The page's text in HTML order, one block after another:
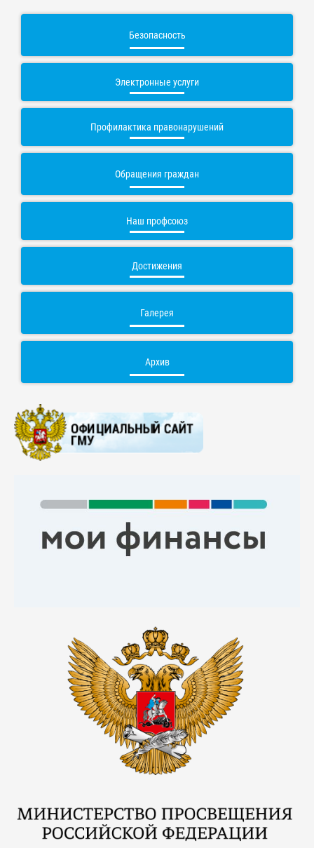
Безопасность
Электронные услуги
Профилактика правонарушений
Обращения граждан
Наш профсоюз
Достижения
Галерея
Архив